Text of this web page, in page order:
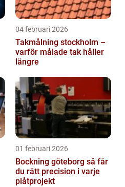
04 februari 2026
Takmålning stockholm –
varför målade tak håller
längre
01 februari 2026
Bockning göteborg så får
du rätt precision i varje
plåtprojekt